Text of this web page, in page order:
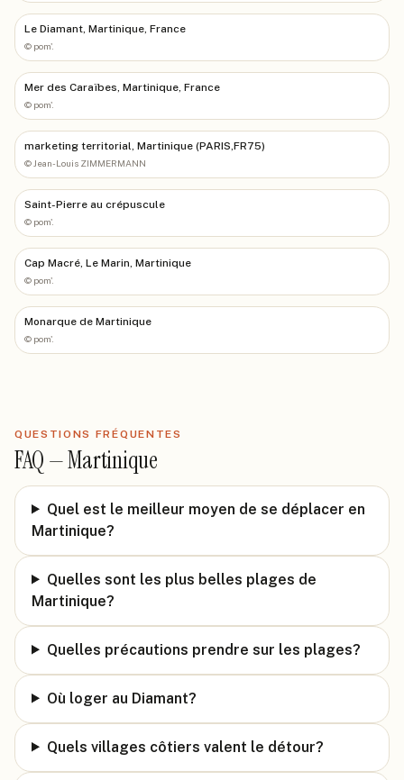
Le Diamant, Martinique, France
© pom'.
Mer des Caraïbes, Martinique, France
© pom'.
marketing territorial, Martinique (PARIS,FR75)
© Jean-Louis ZIMMERMANN
Saint-Pierre au crépuscule
© pom'.
Cap Macré, Le Marin, Martinique
© pom'.
Monarque de Martinique
© pom'.
QUESTIONS FRÉQUENTES
FAQ —Martinique
Quel est le meilleur moyen de se déplacer en
Martinique?
Quelles sont les plus belles plages de
Martinique?
Quelles précautions prendre sur les plages?
Où loger au Diamant?
Quels villages côtiers valent le détour?